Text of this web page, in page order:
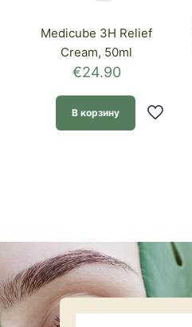
Medicube 3H Relief
Cream, 50ml
€24.90
В корзину